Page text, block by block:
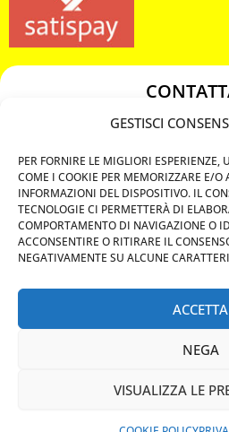
GESTISCI
PER FORNIRE LE MIGLIORI ESPERIENZE,
COME I COOKIE PER MEMORIZZARE E/O
INFORMAZIONI DEL DISPOSITIVO. IL
TECNOLOGIE CI PERMETTERÀ DI
COMPORTAMENTO DI NAVIGAZIONE O
ACCONSENTIRE O RITIRARE IL
NEGATIVAMENTE SU ALCUNE
ACCETTA
NEGA
VISUALIZZA LE
349 3863811
chiavicodificate@gmail.com
Privacy Policy
Cookie Policy
MAPS
CHIAMA